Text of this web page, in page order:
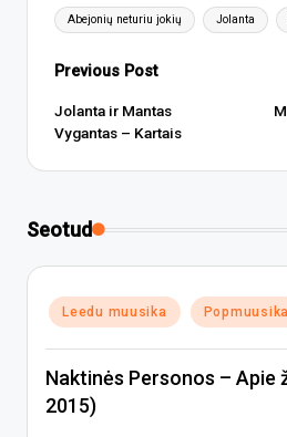
Tags:
Abejonių neturiu jokių Jolanta
Post
navigation
Previous Post
Jolanta ir Mantas
Vygantas – Kartais
Seotud
Posted
in
Leedu muusika Popmuusika
Naktinės Personos – Apie
2015)